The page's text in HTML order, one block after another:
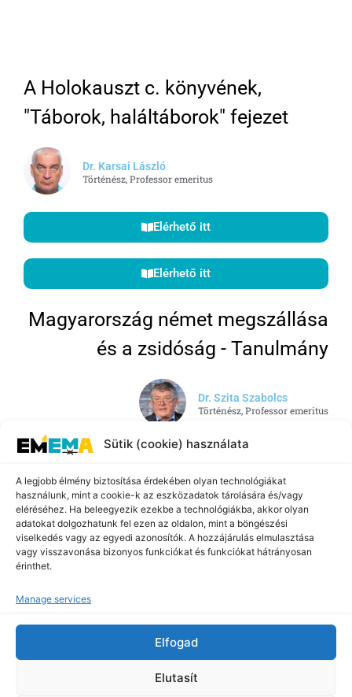
Sütik (cookie) használata
A legjobb élmény biztosítása érdekében olyan technológiákat
használunk, mint a cookie-k az eszközadatok tárolására és/vagy
eléréséhez. Ha beleegyezik ezekbe a technológiákba, akkor olyan
adatokat dolgozhatunk fel ezen az oldalon, mint a böngészési
viselkedés vagy az egyedi azonosítók. A hozzájárulás elmulasztása
vagy visszavonása bizonyos funkciókat és funkciókat hátrányosan
érinthet.
Manage services
Elfogad
Elutasít
A Holokauszt c. könyvének,
"Táborok, haláltáborok" fejezet
Dr. Karsai László
Történész, Professor emeritus
Elérhető itt
Elérhető itt
Magyarország német megszállása
és a zsidóság - Tanulmány
Dr. Szita Szabolcs
Történész, Professor emeritus
Iratkozzon fel a
hírlevelünkre!
Ne maradjon le legfrissebb híreinkről, programjainkról és
eseményeinkről! Iratkozzon fel hírlevelünkre, és rendszeresen
tájékoztatást küldünk a holokauszt emlékére és oktatására
része a közösségünknek!